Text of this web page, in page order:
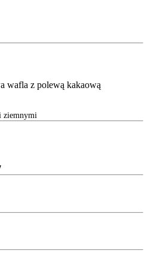
wafla z polewą kakaową
ziemnymi